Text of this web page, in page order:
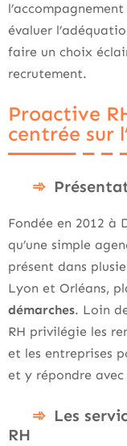
évaluer
faire un choix
recrutement.
Proactive
centrée sur
Fondée en 2012 à
qu’une simple
présent dans
Lyon et Orléans,
démarches. Loin
RH privilégie les
et les entreprises
et y répondre avec
Les
RH